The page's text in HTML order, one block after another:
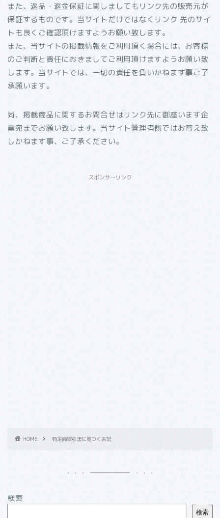
また、返品・返金保証に関しましてもリンク先の販売元が
保証するものです。当サイトだけではなくリンク 先のサイ
トも良くご確認頂けますようお願い致します。
また、当サイトの掲載情報をご利用頂く場合には、お客様
のご判断と責任におきましてご利用頂けますようお願い致
します。当サイトでは、一切の責任を負いかねます事ご了
承願います。
尚、掲載商品に関するお問合せはリンク先に御座います企
業宛までお願い致します。当サイト管理者側ではお答え致
しかねます事、ご了承ください。
スポンサーリンク
HOME 特定商取引法に基づく表記
検索
検索